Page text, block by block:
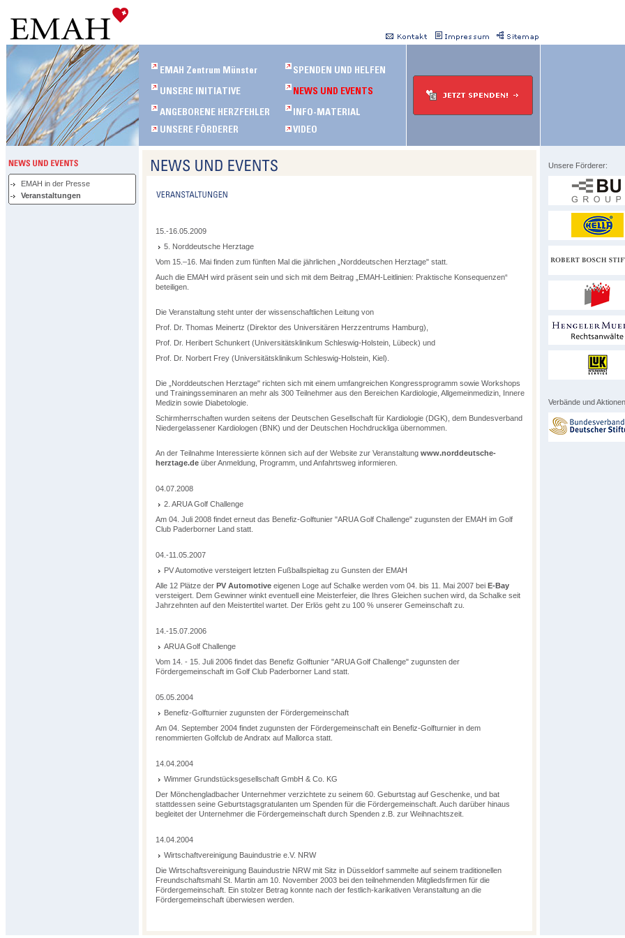
EMAH in der Presse
Veranstaltungen
15.-16.05.2009
5. Norddeutsche Herztage
Vom 15.–16. Mai finden zum fünften Mal die jährlichen „Norddeutschen Herztage" statt.
Auch die EMAH wird präsent sein und sich mit dem Beitrag „EMAH-Leitlinien: Praktische Konsequenzen“
beteiligen.
Die Veranstaltung steht unter der wissenschaftlichen Leitung von
Prof. Dr. Thomas Meinertz (Direktor des Universitären Herzzentrums Hamburg),
Prof. Dr. Heribert Schunkert (Universitätsklinikum Schleswig-Holstein, Lübeck) und
Prof. Dr. Norbert Frey (Universitätsklinikum Schleswig-Holstein, Kiel).
Die „Norddeutschen Herztage" richten sich mit einem umfangreichen Kongressprogramm sowie Workshops
und Trainingsseminaren an mehr als 300 Teilnehmer aus den Bereichen Kardiologie, Allgemeinmedizin, Innere
Medizin sowie Diabetologie.
Schirmherrschaften wurden seitens der Deutschen Gesellschaft für Kardiologie (DGK), dem Bundesverband
Niedergelassener Kardiologen (BNK) und der Deutschen Hochdruckliga übernommen.
An der Teilnahme Interessierte können sich auf der Website zur Veranstaltung www.norddeutsche-
herztage.de über Anmeldung, Programm, und Anfahrtsweg informieren.
04.07.2008
2. ARUA Golf Challenge
Am 04. Juli 2008 findet erneut das Benefiz-Golftunier "ARUA Golf Challenge" zugunsten der EMAH im Golf
Club Paderborner Land statt.
04.-11.05.2007
PV Automotive versteigert letzten Fußballspieltag zu Gunsten der EMAH
Alle 12 Plätze der PV Automotive eigenen Loge auf Schalke werden vom 04. bis 11. Mai 2007 bei E-Bay
versteigert. Dem Gewinner winkt eventuell eine Meisterfeier, die Ihres Gleichen suchen wird, da Schalke seit
Jahrzehnten auf den Meistertitel wartet. Der Erlös geht zu 100 % unserer Gemeinschaft zu.
14.-15.07.2006
ARUA Golf Challenge
Vom 14. - 15. Juli 2006 findet das Benefiz Golftunier "ARUA Golf Challenge" zugunsten der
Fördergemeinschaft im Golf Club Paderborner Land statt.
05.05.2004
Benefiz-Golfturnier zugunsten der Fördergemeinschaft
Am 04. September 2004 findet zugunsten der Fördergemeinschaft ein Benefiz-Golfturnier in dem
renommierten Golfclub de Andratx auf Mallorca statt.
14.04.2004
Wimmer Grundstücksgesellschaft GmbH & Co. KG
Der Mönchengladbacher Unternehmer verzichtete zu seinem 60. Geburtstag auf Geschenke, und bat
stattdessen seine Geburtstagsgratulanten um Spenden für die Fördergemeinschaft. Auch darüber hinaus
begleitet der Unternehmer die Fördergemeinschaft durch Spenden z.B. zur Weihnachtszeit.
14.04.2004
Wirtschaftvereinigung Bauindustrie e.V. NRW
Die Wirtschaftsvereinigung Bauindustrie NRW mit Sitz in Düsseldorf sammelte auf seinem traditionellen
Freundschaftsmahl St. Martin am 10. November 2003 bei den teilnehmenden Mitgliedsfirmen für die
Fördergemeinschaft. Ein stolzer Betrag konnte nach der festlich-karikativen Veranstaltung an die
Fördergemeinschaft überwiesen werden.
Unsere Förderer:
Verbände und